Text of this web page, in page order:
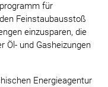
für
Feinstaubausstoß
einzusparen, die
Öl- und Gasheizungen
Energieagentur